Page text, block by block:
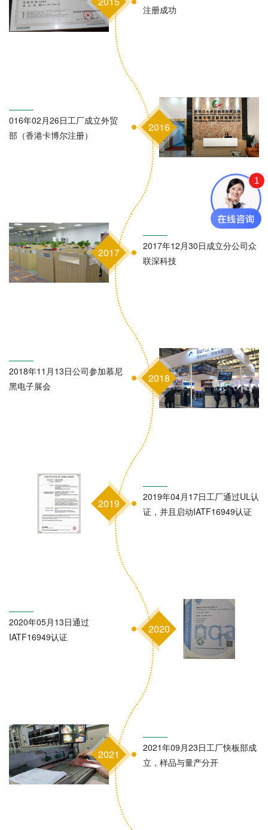
注册成功
2016
016年02月26日工厂成立外贸
部（香港卡博尔注册）
2017
2017年12月30日成立分公司众
联深科技
2018
2018年11月13日公司参加慕尼
黑电子展会
2019
2019年04月17日工厂通过UL认
证，并且启动IATF16949认证
2020
2020年05月13日通过
IATF16949认证
2021
2021年09月23日工厂快板部成
立，样品与量产分开
1